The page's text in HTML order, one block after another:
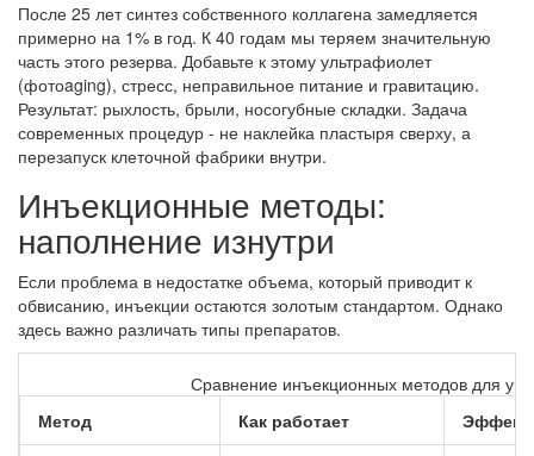
После 25 лет синтез собственного коллагена замедляется
примерно на 1% в год. К 40 годам мы теряем значительную
часть этого резерва. Добавьте к этому ультрафиолет
(фотоaging), стресс, неправильное питание и гравитацию.
Результат: рыхлость, брыли, носогубные складки. Задача
современных процедур - не наклейка пластыря сверху, а
перезапуск клеточной фабрики внутри.
Инъекционные методы:
наполнение изнутри
Если проблема в недостатке объема, который приводит к
обвисанию, инъекции остаются золотым стандартом. Однако
здесь важно различать типы препаратов.
Сравнение инъекционных методов для
Метод
Как работает Эффект